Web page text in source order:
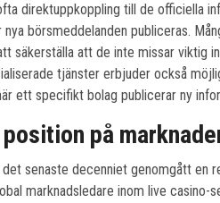
direktuppkoppling till de officiella
börsmeddelanden publiceras.
säkerställa att de inte missar viktig
tjänster erbjuder också
ett specifikt bolag publicerar ny
på
det senaste decenniet genomgått
marknadsledare inom live